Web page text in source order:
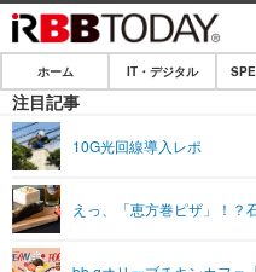
ホーム
IT・デジタル
SPEED TEST
エンタメ
ホーム IT・デジタル
注目記事
10G光回線導入レポ
えっ、「恵方巻ピザ」！？